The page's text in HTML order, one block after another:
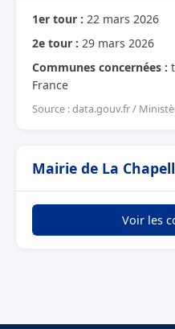
1er tour : 22 mars 2026
2e tour : 29 mars 2026
Communes concernées :
France
Source : data.gouv.fr /
Mairie de La
Voir les